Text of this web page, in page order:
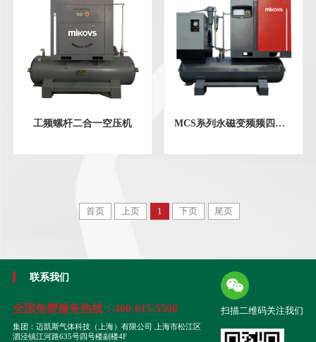
工频螺杆二合一空压机 MCS系列永磁变频频四合一空压机
首页 上页 1 下页 尾页
联系我们
全国免费服务热线： 400-015-5508
集团：迈凱斯气体科技（上海）有限公司 上海市松江区
泗泾镇江河路635号四号楼副楼4F
扫描二维码关注我们